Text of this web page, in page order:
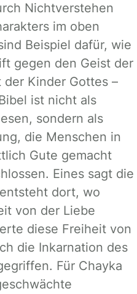
Nichtverstehen
im oben
Beispiel dafür, wie
gegen den Geist der
Kinder Gottes –
ist nicht als
sondern als
die Menschen in
Gute gemacht
Eines sagt die
dort, wo
von der Liebe
diese Freiheit von
die Inkarnation des
Für Chayka